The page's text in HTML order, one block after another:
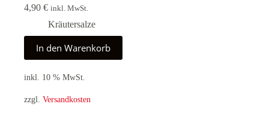
4,90 € inkl. MwSt.
Kräutersalze
In den Warenkorb
inkl. 10 % MwSt.
zzgl. Versandkosten